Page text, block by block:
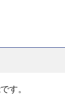
す。